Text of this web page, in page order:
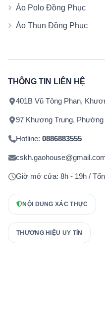
Áo Polo Đồng Phục
Áo Thun Đồng Phục
THÔNG TIN LIÊN HỆ
401B Vũ Tông Phan,
97 Khương Trung,
Hotline: 0886883555
Giờ mở cửa: 8h - 19h /
NỘI DUNG XÁC THỰC
THƯƠNG HIỆU UY TÍN